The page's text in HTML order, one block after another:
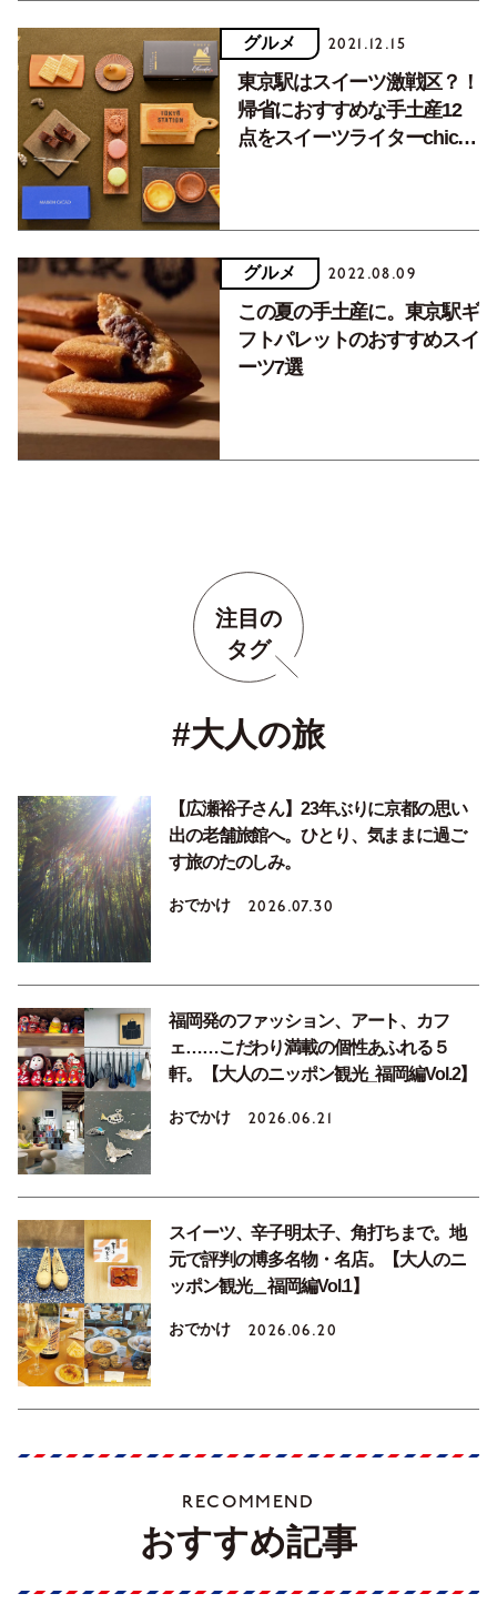
グルメ 2021.12.15
東京駅はスイーツ激戦区？！
帰省におすすめな手土産12
点をスイーツライターchico
グルメ 2022.08.09
この夏の手土産に。東京駅ギ
フトパレットのおすすめスイ
ーツ7選
注目の
タグ
#大人の旅
【広瀬裕子さん】23年ぶりに京都の思い
出の老舗旅館へ。ひとり、気ままに過ご
す旅のたのしみ。
おでかけ 2026.07.30
福岡発のファッション、アート、カフ
ェ……こだわり満載の個性あふれる５
軒。【大人のニッポン観光_福岡編Vol.2】
おでかけ 2026.06.21
スイーツ、辛子明太子、角打ちまで。地
元で評判の博多名物・名店。【大人のニ
ッポン観光＿福岡編Vol.1】
おでかけ 2026.06.20
RECOMMEND
おすすめ記事